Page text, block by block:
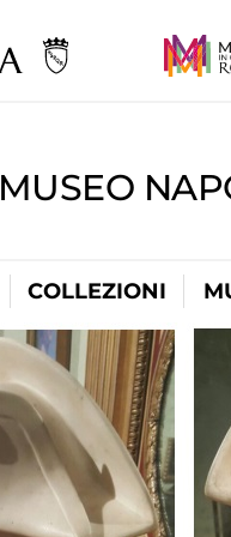
MUSEO
COLLEZIONI